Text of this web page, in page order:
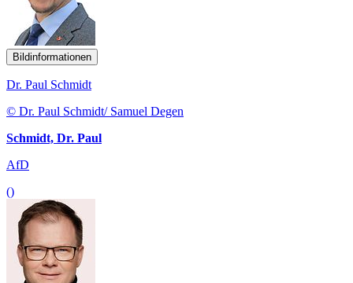
Bildinformationen
Dr. Paul Schmidt
© Dr. Paul Schmidt/ Samuel Degen
Schmidt, Dr. Paul
AfD
()